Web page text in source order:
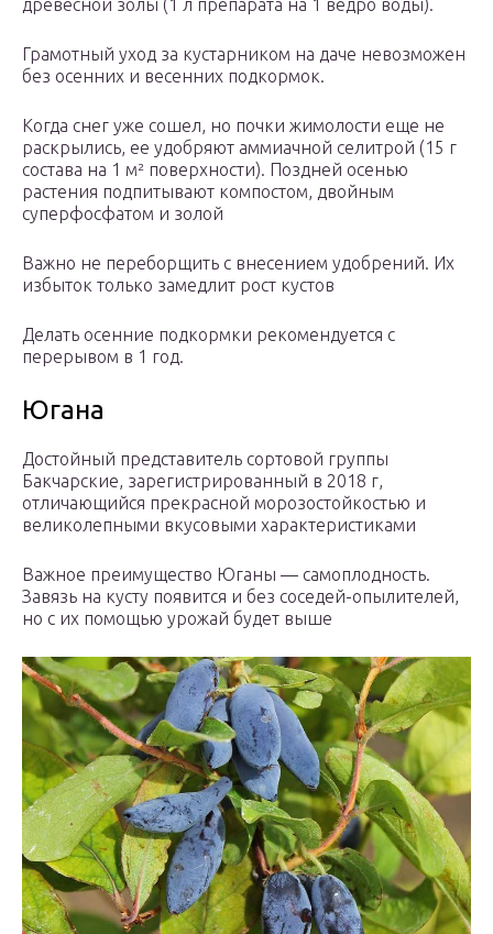
древесной золы (1 л препарата на 1 ведро воды).
Грамотный уход за кустарником на даче невозможен
без осенних и весенних подкормок.
Когда снег уже сошел, но почки жимолости еще не
раскрылись, ее удобряют аммиачной селитрой (15 г
состава на 1 м² поверхности). Поздней осенью
растения подпитывают компостом, двойным
суперфосфатом и золой
Важно не переборщить с внесением удобрений. Их
избыток только замедлит рост кустов
Делать осенние подкормки рекомендуется с
перерывом в 1 год.
Югана
Достойный представитель сортовой группы
Бакчарские, зарегистрированный в 2018 г,
отличающийся прекрасной морозостойкостью и
великолепными вкусовыми характеристиками
Важное преимущество Юганы — самоплодность.
Завязь на кусту появится и без соседей-опылителей,
но с их помощью урожай будет выше